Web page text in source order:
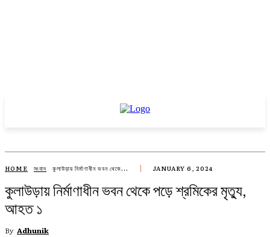
HOME সংবাদ কুলাউড়ায় নির্মাণাধীন ভবন থেকে... JANUARY 6, 2024
কুলাউড়ায় নির্মাণাধীন ভবন থেকে পড়ে শ্রমিকের মৃত্যু,
আহত ১
By Adhunik